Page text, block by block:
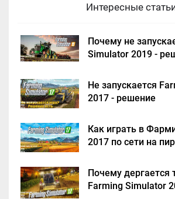
Интересные
Почему не
Simulator 2019 -
Не запускается
2017 - решение
Как играть в
2017 по сети на
Почему дергается
Farming Simulator